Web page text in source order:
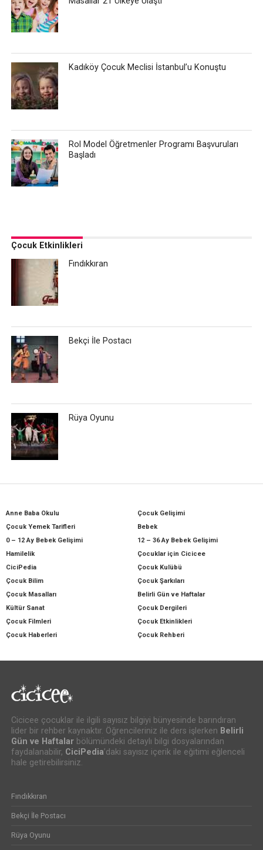
Kadıköy Çocuk Meclisi İstanbul’u Konuştu
Rol Model Öğretmenler Programı Başvuruları
Başladı
Çocuk Etkinlikleri
Fındıkkıran
Bekçi İle Postacı
Rüya Oyunu
Anne Baba Okulu
Çocuk Gelişimi
Çocuk Yemek Tarifleri
Bebek
0 – 12 Ay Bebek Gelişimi
12 – 36 Ay Bebek Gelişimi
Hamilelik
Çocuklar için Cicicee
CiciPedia
Çocuk Kulübü
Çocuk Bilim
Çocuk Şarkıları
Çocuk Masalları
Belirli Gün ve Haftalar
Kültür Sanat
Çocuk Dergileri
Çocuk Filmleri
Çocuk Etkinlikleri
Çocuk Haberleri
Çocuk Rehberi
Cicicee çocuklar ile ilgili sayısız bilgiyi bünyesinde barındıran
lider bir rehber kaynaktır. Öğrencileriniz ile ders işlerken Belirli
Gün ve Haftalarbölümündeki detaylı bilgi dosyalarından
faydalanabilir, CiciPedia’daki sayısız içerik ile eğitimi eğlenceli
hale getirebilirsiniz.
Fındıkkıran
Bekçi İle Postacı
Rüya Oyunu